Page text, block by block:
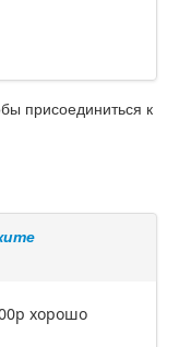
присоединиться к
хорошо